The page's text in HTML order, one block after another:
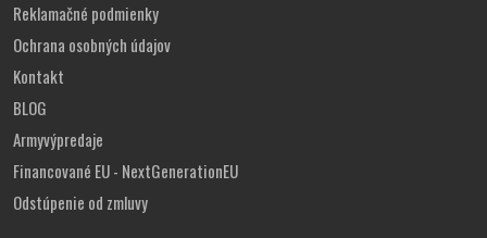
Reklamačné podmienky
Ochrana osobných údajov
Kontakt
BLOG
Armyvýpredaje
Financované EU - NextGenerationEU
Odstúpenie od zmluvy